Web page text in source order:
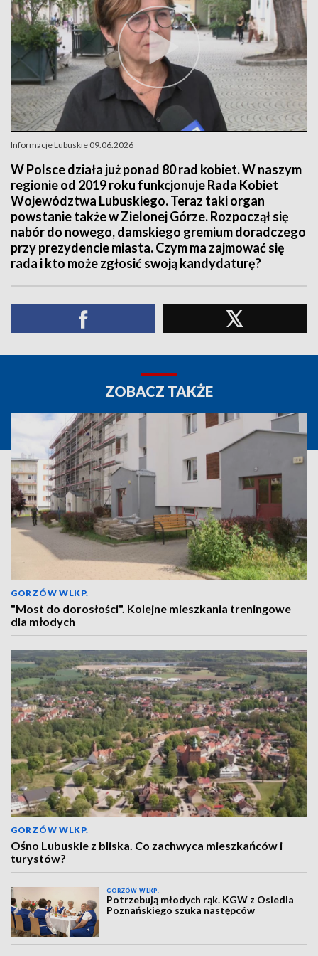
Informacje Lubuskie 09.06.2026
W Polsce działa już ponad 80 rad kobiet. W naszym
regionie od 2019 roku funkcjonuje Rada Kobiet
Województwa Lubuskiego. Teraz taki organ
powstanie także w Zielonej Górze. Rozpoczął się
nabór do nowego, damskiego gremium doradczego
przy prezydencie miasta. Czym ma zajmować się
rada i kto może zgłosić swoją kandydaturę?
ZOBACZ TAKŻE
GORZÓW WLKP.
"Most do dorosłości". Kolejne mieszkania treningowe
dla młodych
GORZÓW WLKP.
Ośno Lubuskie z bliska. Co zachwyca mieszkańców i
turystów?
GORZÓW WLKP.
Potrzebują młodych rąk. KGW z Osiedla
Poznańskiego szuka następców